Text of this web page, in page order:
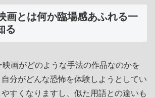
画とは何か臨場感あふれる一
る
映画がどのような手法の作品なのかを
分がどんな恐怖を体験しようとしてい
すくなりますし、似た用語との違いも